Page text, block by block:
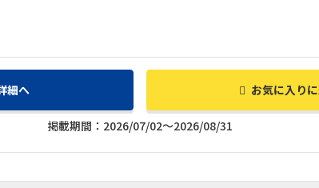
細へ お気に入り
掲載期間：2026/07/02～2026/08/31